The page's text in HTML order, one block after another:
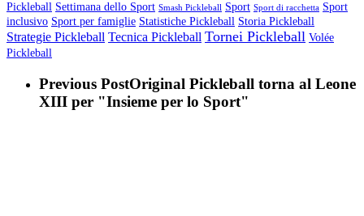
Pickleball Settimana dello Sport Smash Pickleball Sport Sport di racchetta Sport
inclusivo Sport per famiglie Statistiche Pickleball Storia Pickleball
Strategie Pickleball Tecnica Pickleball Tornei Pickleball Volée
Pickleball
Previous PostOriginal Pickleball torna al Leone
XIII per "Insieme per lo Sport"